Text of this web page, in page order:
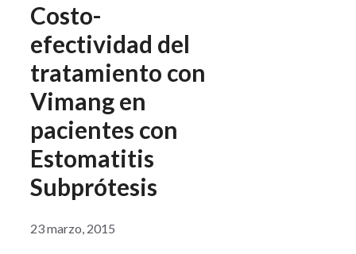
Costo-
efectividad del
tratamiento con
Vimang en
pacientes con
Estomatitis
Subprótesis
23 marzo, 2015